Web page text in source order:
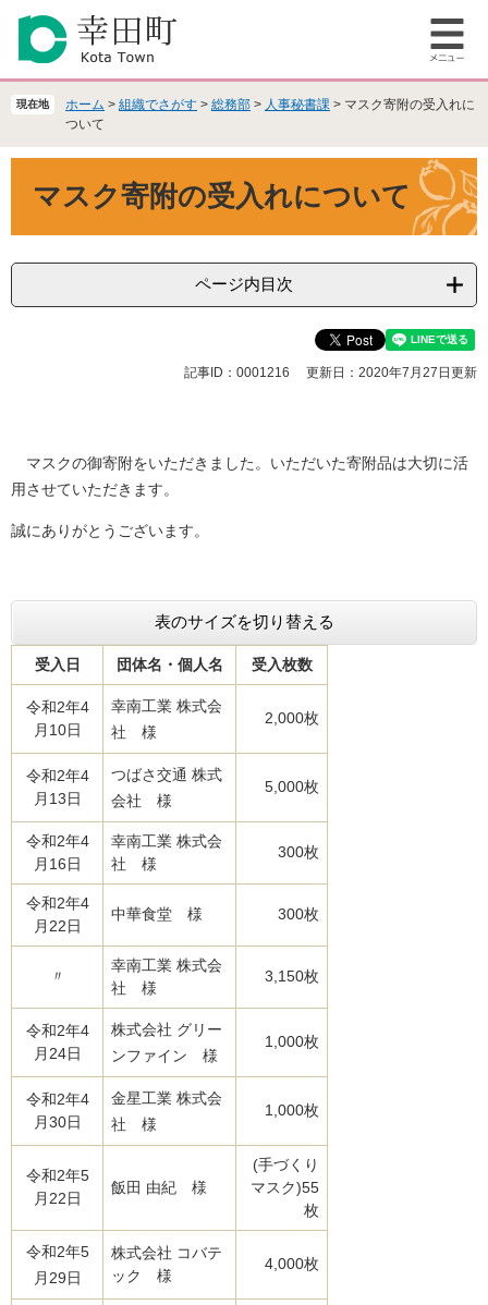
の
で
ー
ば
文
へ
メ
ー
現在地 ホーム > 組織でさがす > 総務部 > 人事秘書課 > マスク寄附の受入れに
ついて
マスク寄附の受入れについて
ページ内目次
記事ID：0001216 更新日：2020年7月27日更新
マスクの御寄附をいただきました。いただいた寄附品は大切に活
用させていただきます。
誠にありがとうございます。
表のサイズを切り替える
受入日 団体名・個人名 受入枚数
令和2年4
月10日
幸南工業 株式会
社 様
2,000枚
令和2年4
月13日
つばさ交通 株式
会社 様
5,000枚
令和2年4
月16日
幸南工業 株式会
社 様
300枚
令和2年4
月22日
中華食堂 様 300枚
〃
幸南工業 株式会
社 様
3,150枚
令和2年4
月24日
株式会社 グリー
ンファイン 様
1,000枚
令和2年4
月30日
金星工業 株式会
社 様
1,000枚
令和2年5
月22日
飯田 由紀 様
(手づくり
マスク)55
枚
令和2年5
月29日
株式会社 コバテ
ック 様
4,000枚